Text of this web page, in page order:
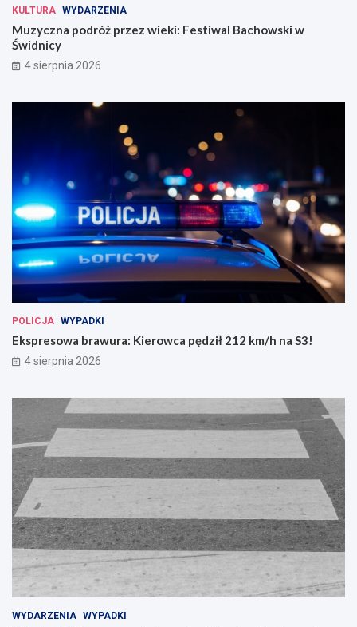
KULTURA WYDARZENIA
Muzyczna podróż przez wieki: Festiwal Bachowski w
Świdnicy
4 sierpnia 2026
POLICJA WYPADKI
Ekspresowa brawura: Kierowca pędził 212 km/h na S3!
4 sierpnia 2026
WYDARZENIA WYPADKI